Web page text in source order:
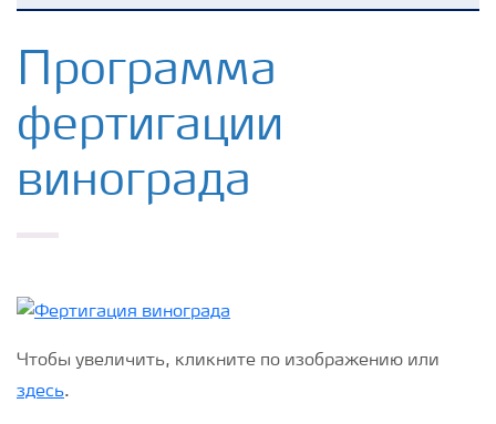
Удобрения Yara
Культуры
Инструменты и сервисы
Программа
фертигации
винограда
Чтобы увеличить, кликните по изображению или
здесь.